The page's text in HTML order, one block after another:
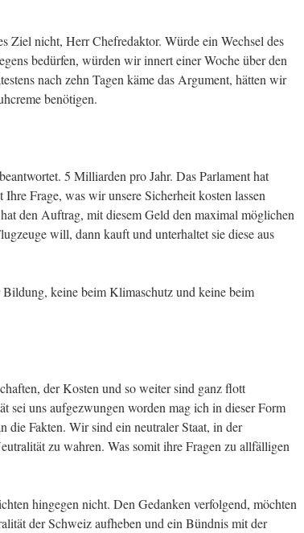
Ziel nicht, Herr Chefredaktor. Würde ein Wechsel des
bedürfen, würden wir innert einer Woche über den
nach zehn Tagen käme das Argument, hätten wir
benötigen.
5 Milliarden pro Jahr. Das Parlament hat
Frage, was wir unsere Sicherheit kosten lassen
den Auftrag, mit diesem Geld den maximal möglichen
will, dann kauft und unterhaltet sie diese aus
keine beim Klimaschutz und keine beim
der Kosten und so weiter sind ganz flott
sei uns aufgezwungen worden mag ich in dieser Form
die Fakten. Wir sind ein neutraler Staat, in der
zu wahren. Was somit ihre Fragen zu allfälligen
hingegen nicht. Den Gedanken verfolgend, möchten
der Schweiz aufheben und ein Bündnis mit der